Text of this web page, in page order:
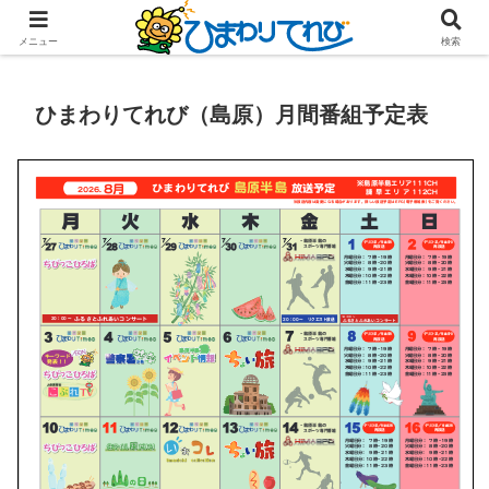
ひまわりてれび（島原）月間番組予定表
メニュー 検索